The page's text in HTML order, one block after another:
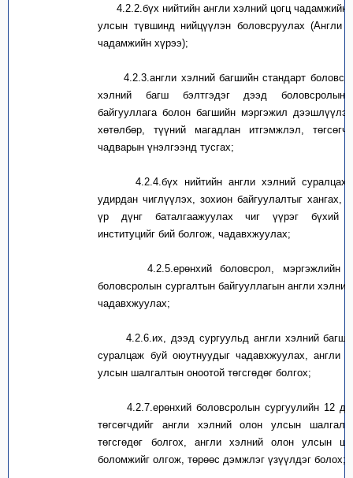
4.2.2.бүх нийтийн англи хэлний цогц чадамжийн
улсын түвшинд нийцүүлэн боловсруулах (Англи
чадамжийн хүрээ);
4.2.3.англи хэлний багшийн стандарт
хэлний багш бэлтгэдэг дээд боловсролын
байгууллага болон багшийн мэргэжил
хөтөлбөр, түүний магадлан итгэмжлэл,
чадварын үнэлгээнд тусгах;
4.2.4.бүх нийтийн англи хэлний
удирдан чиглүүлэх, зохион байгуулалтыг хангах,
үр дүнг баталгаажуулах чиг үүрэг бүхий
институцийг бий болгож, чадавхжуулах;
4.2.5. ерөнхий боловсрол, мэргэжлийн
боловсролын сургалтын байгууллагын англи
чадавхжуулах;
4.2.6. их, дээд сургуульд англи хэлний багш
суралцаж буй оюутнуудыг чадавхжуулах, англи
улсын шалгалтын оноотой төгсгөдөг болгох;
4.2.7. ерөнхий боловсролын сургуулийн 12
төгсөгчдийг англи хэлний олон улсын
төгсгөдөг болгох, англи хэлний олон улсын
боломжийг олгож, төрөөс дэмжлэг үзүүлдэг болох;